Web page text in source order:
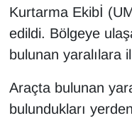
Kurtarma Ekibİ
edildi. Bölgeye
bulunan yaralılara
Araçta bulunan
bulundukları
SAĞLIK
Seri İlan
Sinema - TV